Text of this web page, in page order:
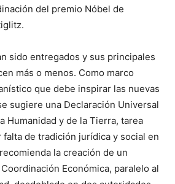
del premio Nóbel de
sido entregados y sus principales
más o menos. Como marco
que debe inspirar las nuevas
sugiere una Declaración Universal
Humanidad y de la Tierra, tarea
de tradición jurídica y social en
la creación de un
Económica, paralelo al